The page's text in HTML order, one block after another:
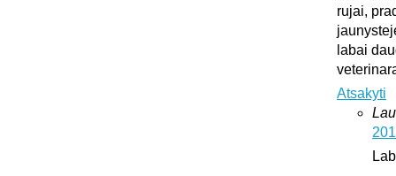
rujai,
labai
Atsakyti